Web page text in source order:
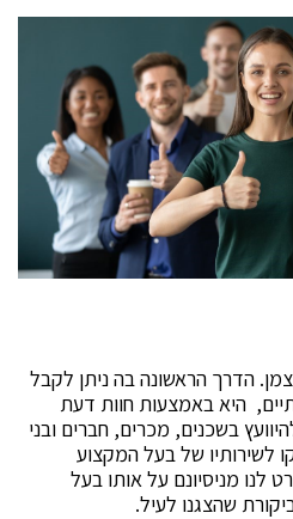
הדרך הראשונה בה ניתן לקבל
היא באמצעות חוות דעת
בשכנים, מכרים, חברים ובני
לשירותיו של בעל המקצוע
לנו מניסיונם על אותו בעל
שהצגנו לעיל.